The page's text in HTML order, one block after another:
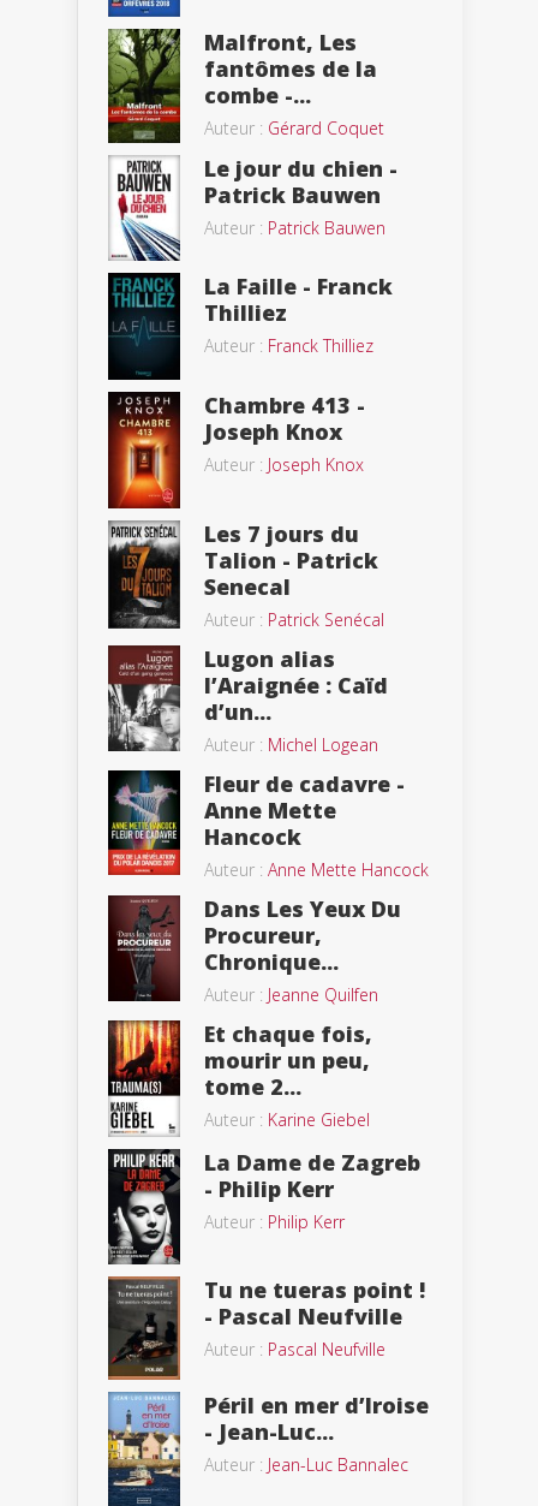
Malfront, Les
fantômes de la
combe -...
Auteur : Gérard Coquet
Le jour du chien -
Patrick Bauwen
Auteur : Patrick Bauwen
La Faille - Franck
Thilliez
Auteur : Franck Thilliez
Chambre 413 -
Joseph Knox
Auteur : Joseph Knox
Les 7 jours du
Talion - Patrick
Senecal
Auteur : Patrick Senécal
Lugon alias
l’Araignée : Caïd
d’un...
Auteur : Michel Logean
Fleur de cadavre -
Anne Mette
Hancock
Auteur : Anne Mette Hancock
Dans Les Yeux Du
Procureur,
Chronique...
Auteur : Jeanne Quilfen
Et chaque fois,
mourir un peu,
tome 2...
Auteur : Karine Giebel
La Dame de Zagreb
- Philip Kerr
Auteur : Philip Kerr
Tu ne tueras point !
- Pascal Neufville
Auteur : Pascal Neufville
Péril en mer d’Iroise
- Jean-Luc...
Auteur : Jean-Luc Bannalec